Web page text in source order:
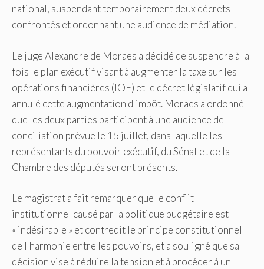
national, suspendant temporairement deux décrets
confrontés et ordonnant une audience de médiation.
Le juge Alexandre de Moraes a décidé de suspendre à la
fois le plan exécutif visant à augmenter la taxe sur les
opérations financières (IOF) et le décret législatif qui a
annulé cette augmentation d'impôt. Moraes a ordonné
que les deux parties participent à une audience de
conciliation prévue le 15 juillet, dans laquelle les
représentants du pouvoir exécutif, du Sénat et de la
Chambre des députés seront présents.
Le magistrat a fait remarquer que le conflit
institutionnel causé par la politique budgétaire est
« indésirable » et contredit le principe constitutionnel
de l'harmonie entre les pouvoirs, et a souligné que sa
décision vise à réduire la tension et à procéder à un